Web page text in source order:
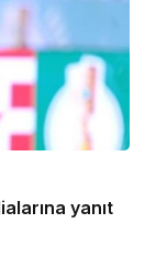
yanıt